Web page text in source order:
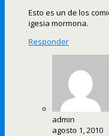
Esto es un de los
igesia mormona.
Responder
admin
agosto 1, 2010